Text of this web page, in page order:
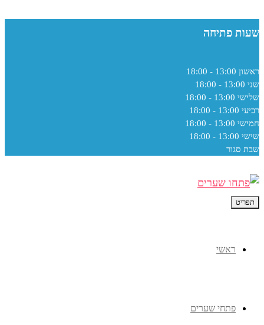
שעות פתיחה
ראשון 13:00 - 18:00
שני 13:00 - 18:00
שלישי 13:00 - 18:00
רביעי 13:00 - 18:00
חמישי 13:00 - 18:00
שישי 13:00 - 18:00
שבת סגור
תפריט
ראשי
פתחי שערים